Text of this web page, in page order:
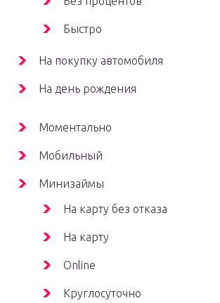
Быстро
На покупку автомобиля
На день рождения
Моментально
Мобильный
Минизаймы
На карту без отказа
На карту
Online
Круглосуточно